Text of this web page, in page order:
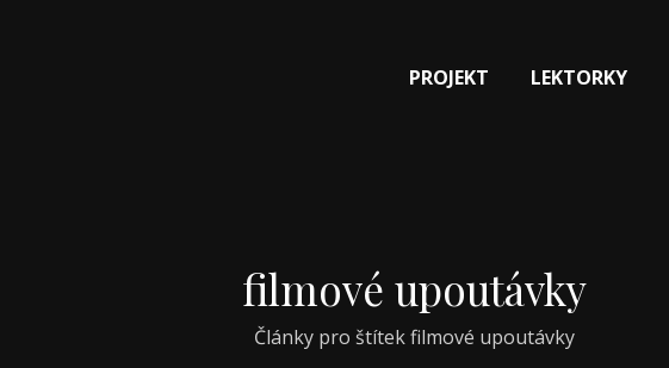
PROJEKT LEKTORKY
filmové upoutávky
Články pro štítek filmové upoutávky